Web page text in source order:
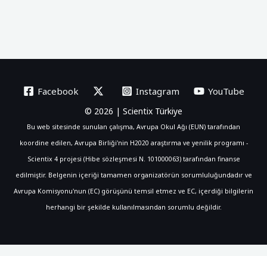
Facebook Instagram YouTube
© 2026 | Scientix Türkiye
Bu web sitesinde sunulan çalışma, Avrupa Okul Ağı (EUN) tarafından
koordine edilen, Avrupa Birliği'nin H2020 araştırma ve yenilik programı -
Scientix 4 projesi (Hibe sözleşmesi N. 101000063) tarafından finanse
edilmiştir. Belgenin içeriği tamamen organizatörün sorumluluğundadır ve
Avrupa Komisyonu'nun (EC) görüşünü temsil etmez ve EC, içerdiği bilgilerin
herhangi bir şekilde kullanılmasından sorumlu değildir.